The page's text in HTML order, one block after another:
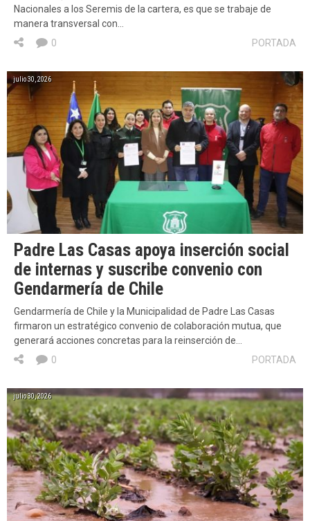
Nacionales a los Seremis de la cartera, es que se trabaje de
manera transversal con…
PORTADA
0
julio 30, 2026
Padre Las Casas apoya inserción social
de internas y suscribe convenio con
Gendarmería de Chile
Gendarmería de Chile y la Municipalidad de Padre Las Casas
firmaron un estratégico convenio de colaboración mutua, que
generará acciones concretas para la reinserción de…
PORTADA
0
julio 30, 2026